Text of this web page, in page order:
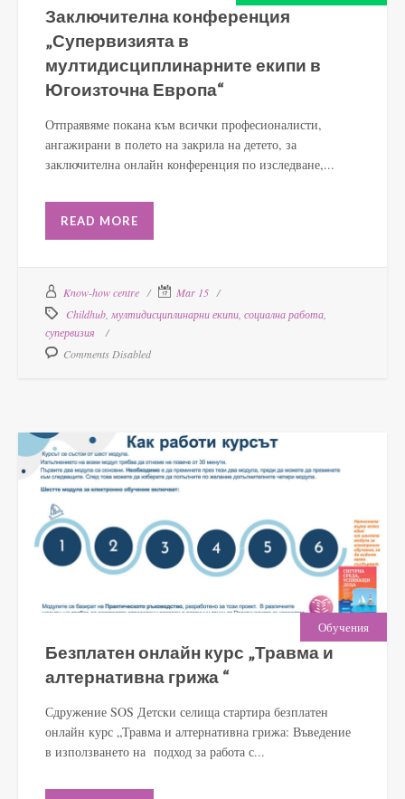
Заключителна конференция
„Супервизията в
мултидисциплинарните екипи в
Югоизточна Европа“
Отпраявяме покана към всички професионалисти,
ангажирани в полето на закрила на детето, за
заключителна онлайн конференция по изследване,...
READ MORE
Know-how centre
Mar 15
Childhub мултидисциплинарни екипи социална работа
супервизия
Comments Disabled
Обучения
Безплатен онлайн курс „Травма и
алтернативна грижа “
Сдружение SOS Детски селища стартира безплатен
онлайн курс „Травма и алтернативна грижа: Въведение
в използването на подход за работа с...